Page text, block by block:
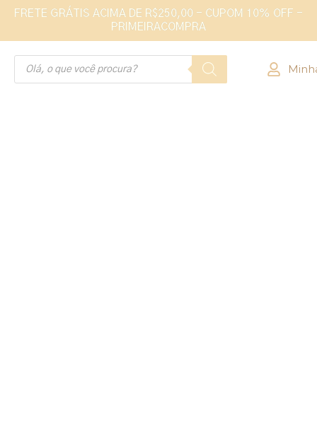
FRETE GRÁTIS ACIMA DE R$250,00 - CUPOM 10% OFF -
PRIMEIRACOMPRA